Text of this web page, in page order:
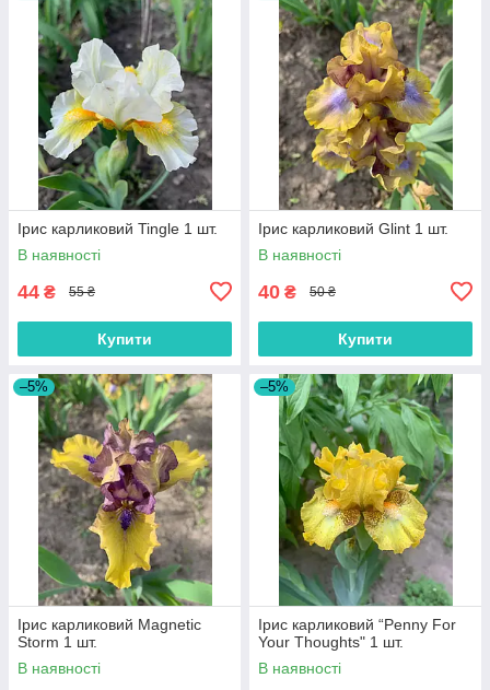
Ірис карликовий Tingle 1 шт.
В наявності
44 ₴ 55 ₴
Купити
Ірис карликовий Glint 1 шт.
В наявності
40 ₴ 50 ₴
Купити
–5%
Ірис карликовий Magnetic
Storm 1 шт.
В наявності
–5%
Ірис карликовий “Penny For
Your Thoughts" 1 шт.
В наявності